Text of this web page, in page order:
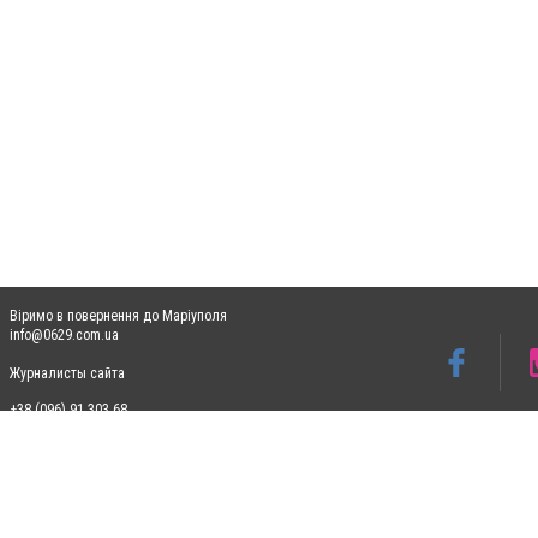
Віримо в повернення до Маріуполя
info@0629.com.ua
Журналисты сайта
+38 (096) 91 303 68